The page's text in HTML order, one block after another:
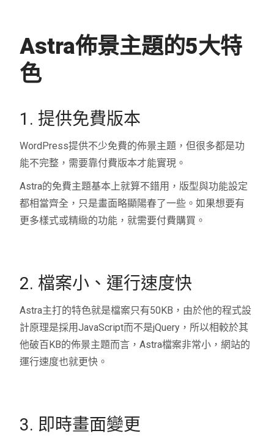
Astra佈景主題的5大特
色
1. 提供免費版本
WordPress提供不少免費的佈景主題，但很多都是功
能不完整，需要靠付費版本才能實現。
Astra的免費主題基本上就算不錯用，版型與功能設定
都相當齊全，只是畫面略顯陽春了一些。如果想要有
更多樣式或精緻的功能，就需要付費購買。
2. 檔案小、運行速度快
Astra主打的特色就是檔案只有50KB，由於他的程式設
計原理是採用JavaScript而不是jQuery，所以相較於其
他破百KB的佈景主題而言，Astra檔案非常小，網站的
運行速度也就更快。
3. 即時畫面變更